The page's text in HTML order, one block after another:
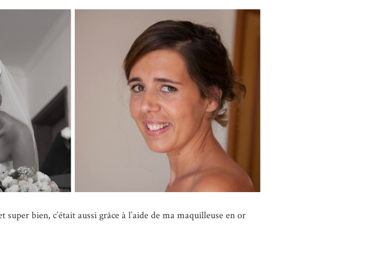
bien, c’était aussi grâce à l’aide de ma maquilleuse en or